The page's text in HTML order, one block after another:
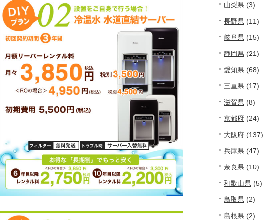
山梨県 (3)
長野県 (11)
岐阜県 (15)
静岡県 (21)
愛知県 (68)
三重県 (17)
滋賀県 (8)
京都府 (24)
大阪府 (137)
兵庫県 (47)
奈良県 (10)
和歌山県 (5)
鳥取県 (2)
島根県 (2)